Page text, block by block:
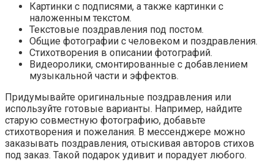
Картинки с подписями, а также картинки с
наложенным текстом.
Текстовые поздравления под постом.
Общие фотографии с человеком и поздравления.
Стихотворения в описании фотографий.
Видеоролики, смонтированные с добавлением
музыкальной части и эффектов.
Придумывайте оригинальные поздравления или
используйте готовые варианты. Например, найдите
старую совместную фотографию, добавьте
стихотворения и пожелания. В мессенджере можно
заказывать поздравления, отыскивая авторов стихов
под заказ. Такой подарок удивит и порадует любого.